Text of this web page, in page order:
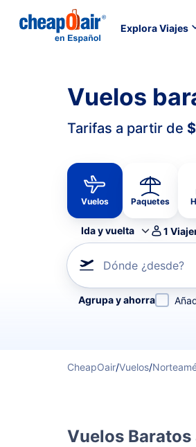
Explora Viajes
Vuelos
Tarifas a partir de
Vuelos Paquetes
Ida y vuelta 1
Dónde ¿desde?
Refina tu búsqueda por
Agrupa y ahorra
CheapOair/Vuelos/
Vuelos Baratos